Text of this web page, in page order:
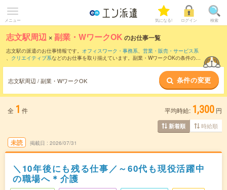
メニュー 気になる! ログイン 検索
志文駅周辺 ×副業・WワークOK のお仕事一覧
志文駅の派遣のお仕事情報です。 オフィスワーク・事務系、 営業・販売・サービス系
、 クリエイティブ系などのお仕事を取り揃えています。副業・WワークOKの条件の他
志文駅周辺 / 副業・WワークOK 条件の変更
全 1 件 平均時給: 1,300 円
新着順 時給順
未読 掲載日 2026/07/31
＼10年後にも残る仕事／～60代も現役活躍中
の職場へ＊介護